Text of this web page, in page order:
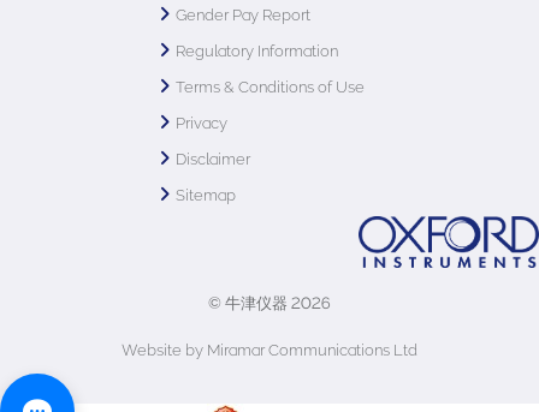
Gender Pay Report
Regulatory Information
Terms & Conditions of Use
Privacy
Disclaimer
Sitemap
© 牛津仪器 2026
Website by Miramar Communications Ltd